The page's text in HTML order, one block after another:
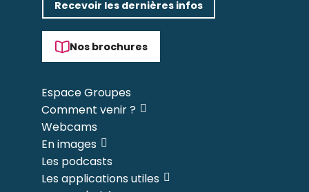
Recevoir les dernières infos
Nos brochures
Espace Groupes
Comment venir ?
Webcams
En images
Les podcasts
Les applications utiles